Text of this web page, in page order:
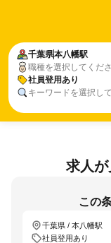
千葉県本八幡駅
職種を選択してくだ
社員登用あり
キーワードを選択し
千葉県本八幡駅
社員登用あり
求人
この
千葉県 / 本八幡駅
社員登用あり